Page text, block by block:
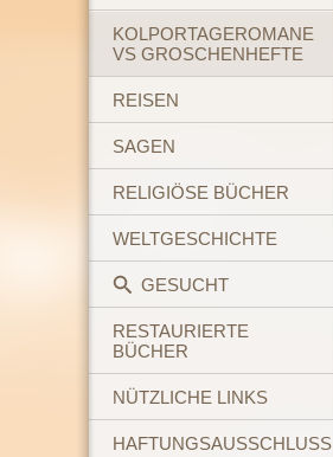
KOLPORTAGEROMANE
VS GROSCHENHEFTE
REISEN
SAGEN
RELIGIÖSE BÜCHER
WELTGESCHICHTE
GESUCHT
RESTAURIERTE
BÜCHER
NÜTZLICHE LINKS
HAFTUNGSAUSSCHLUSS